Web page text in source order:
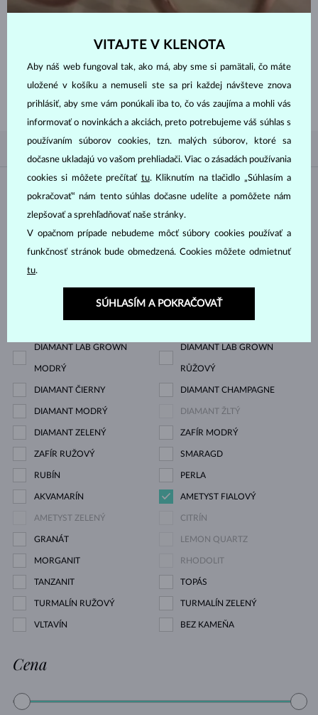
ZAČNITE TÝM NAJLEPŠÍM
Inšpirujte sa nedávno zakúpenými zlatými prsteňmi a naším spracovaním
nadčasového aj klasického dizajnu.
Materiál
BIELE ZLATO ŽLTÉ ZLATO
RUŽOVÉ ZLATO
Drahokam
DIAMANT LAB GROWN
MODRÝ
DIAMANT LAB GROWN
RŮŽOVÝ
DIAMANT ČIERNY DIAMANT CHAMPAGNE
DIAMANT MODRÝ DIAMANT ŽLTÝ
DIAMANT ZELENÝ ZAFÍR MODRÝ
ZAFÍR RUŽOVÝ SMARAGD
RUBÍN PERLA
AKVAMARÍN AMETYST FIALOVÝ
AMETYST ZELENÝ CITRÍN
GRANÁT LEMON QUARTZ
MORGANIT RHODOLIT
TANZANIT TOPÁS
TURMALÍN RUŽOVÝ TURMALÍN ZELENÝ
VLTAVÍN BEZ KAMEŇA
Cena
VITAJTE V KLENOTA
Aby náš web fungoval tak, ako má, aby sme si pamätali, čo máte
uložené v košíku a nemuseli ste sa pri každej návšteve znova
prihlásiť, aby sme vám ponúkali iba to, čo vás zaujíma a mohli vás
informovať o novinkách a akciách, preto potrebujeme váš súhlas s
používaním súborov cookies, tzn. malých súborov, ktoré sa
dočasne ukladajú vo vašom prehliadači. Viac o zásadách používania
cookies si môžete prečítať tu. Kliknutím na tlačidlo „Súhlasím a
pokračovať“ nám tento súhlas dočasne udelíte a pomôžete nám
zlepšovať a sprehľadňovať naše stránky.
V opačnom prípade nebudeme môcť súbory cookies používať a
funkčnosť stránok bude obmedzená. Cookies môžete odmietnuť
tu.
SÚHLASÍM A POKRAČOVAŤ